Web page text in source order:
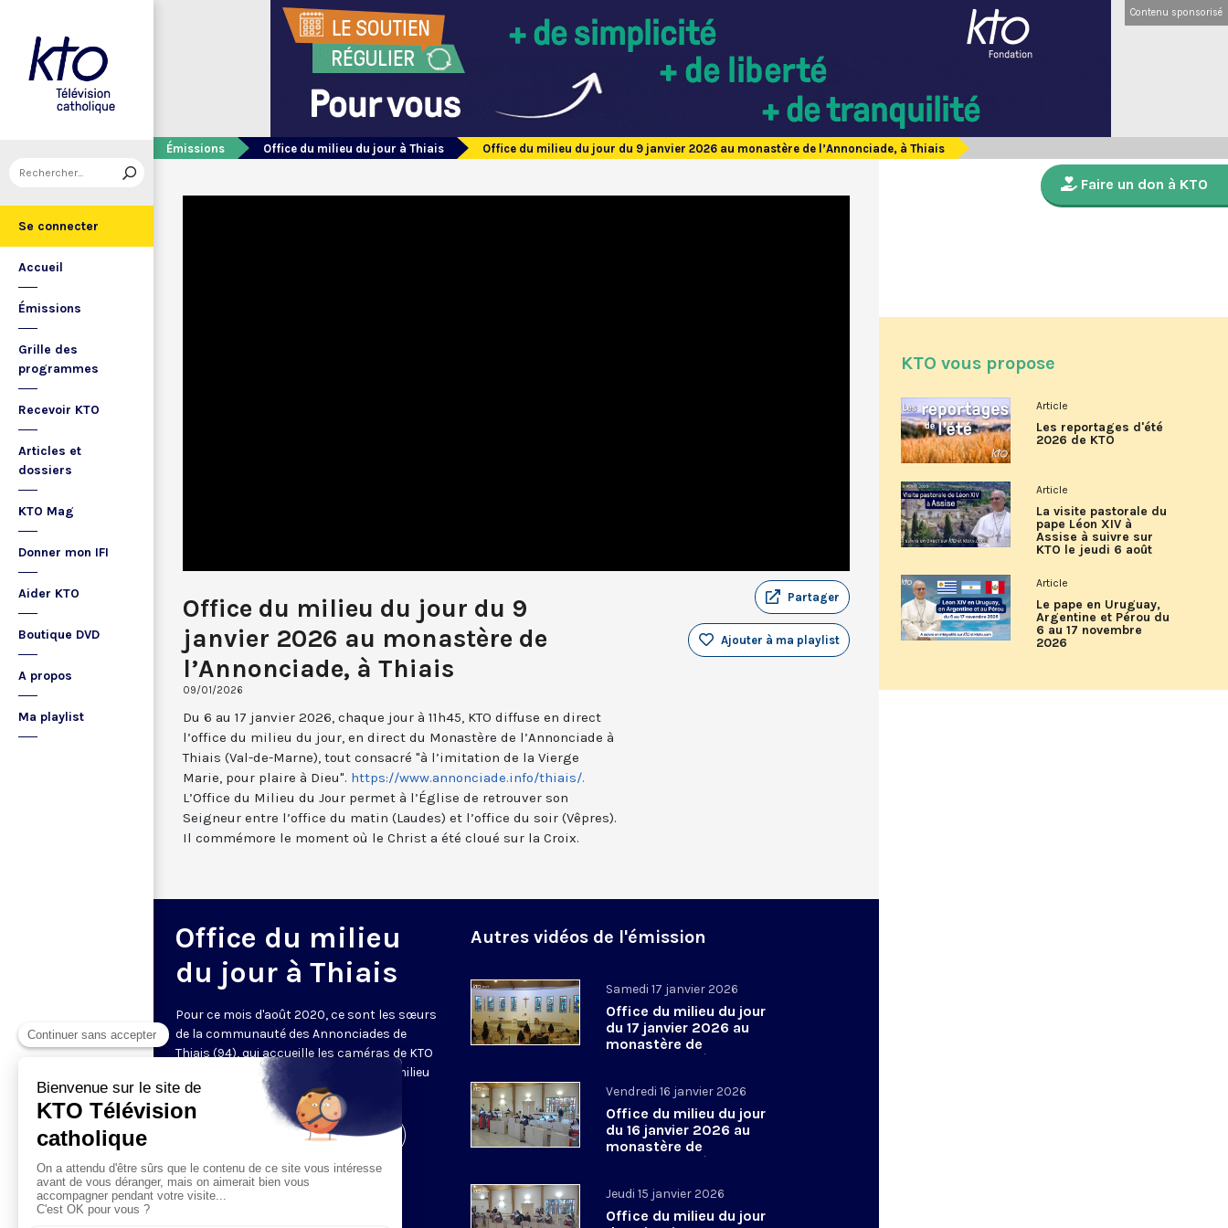
Se connecter
Accueil
Émissions
Grille des
programmes
Recevoir KTO
Articles et
dossiers
KTO Mag
Donner mon IFI
Aider KTO
Boutique DVD
A propos
Ma playlist
Contenu sponsorisé
Émissions Office du milieu du jour à Thiais Office du milieu du jour du 9 janvier 2026 au monastère de l’Annonciade, à Thiais
Office du milieu du jour du 9
janvier 2026 au monastère de
l’Annonciade, à Thiais
09/01/2026
Partager
Ajouter à ma playlist
Du 6 au 17 janvier 2026, chaque jour à 11h45, KTO diffuse en direct
l’office du milieu du jour, en direct du Monastère de l’Annonciade à
Thiais (Val-de-Marne), tout consacré "à l’imitation de la Vierge
Marie, pour plaire à Dieu". https://www.annonciade.info/thiais/.
L’Office du Milieu du Jour permet à l’Église de retrouver son
Seigneur entre l’office du matin (Laudes) et l’office du soir (Vêpres).
Il commémore le moment où le Christ a été cloué sur la Croix.
Office du milieu
du jour à Thiais
Pour ce mois d'août 2020, ce sont les sœurs
de la communauté des Annonciades de
Thiais (94), qui accueille les caméras de KTO
pour les laudes à 07h00 et l'office du milieu
du jour à 11h45 (et non plus à 12h30).
Visiter la page de l'émission
Autres vidéos de l'émission
Samedi 17 janvier 2026
Office du milieu du jour
du 17 janvier 2026 au
monastère de
l’Annonciade, à Thiais
Vendredi 16 janvier 2026
Office du milieu du jour
du 16 janvier 2026 au
monastère de
l’Annonciade, à Thiais
Jeudi 15 janvier 2026
Office du milieu du jour
Faire un don à KTO
KTO vous propose
Article
Les reportages d'été
2026 de KTO
Article
La visite pastorale du
pape Léon XIV à
Assise à suivre sur
KTO le jeudi 6 août
Article
Le pape en Uruguay,
Argentine et Pérou du
6 au 17 novembre
2026